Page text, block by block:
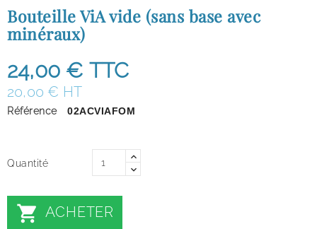
Bouteille ViA vide (sans base avec
minéraux)
24,00 € TTC
20,00 € HT
Référence 02ACVIAFOM
Quantité
 ACHETER